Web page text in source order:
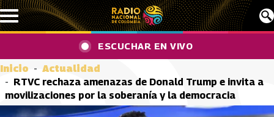
Pasar al contenido principal
ESCUCHAR EN VIVO
Inicio
Actualidad
RTVC rechaza amenazas de Donald Trump e invita a
movilizaciones por la soberanía y la democracia